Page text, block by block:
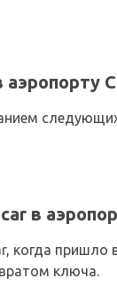
в
когда пришло
ключа.